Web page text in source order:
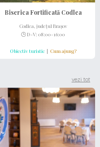
Biserica Fortificată Codlea
Codlea, județul Brașov
🕒 D-V: 08:00-16:00
Obiectiv turistic | Cum ajung?
vezi tot